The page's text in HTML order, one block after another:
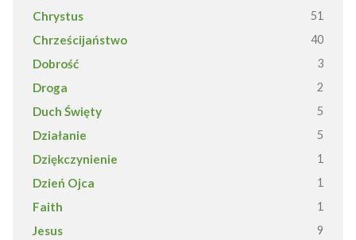
Chrystus 51
Chrześcijaństwo 40
Dobrość 3
Droga 2
Duch Święty 5
Działanie 5
Dziękczynienie 1
Dzień Ojca 1
Faith 1
Jesus 9